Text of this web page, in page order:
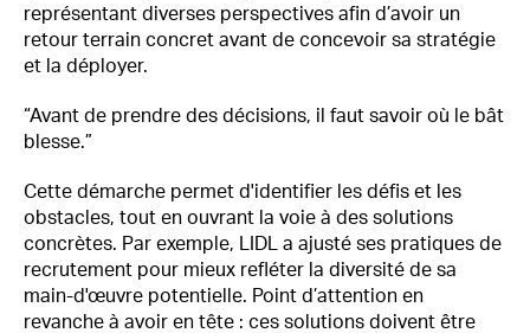
représentant diverses perspectives afin d’avoir un
retour terrain concret avant de concevoir sa stratégie
et la déployer.
“Avant de prendre des décisions, il faut savoir où le bât
blesse.”
Cette démarche permet d'identifier les défis et les
obstacles, tout en ouvrant la voie à des solutions
concrètes. Par exemple, LIDL a ajusté ses pratiques de
recrutement pour mieux refléter la diversité de sa
main-d'œuvre potentielle. Point d’attention en
revanche à avoir en tête : ces solutions doivent être